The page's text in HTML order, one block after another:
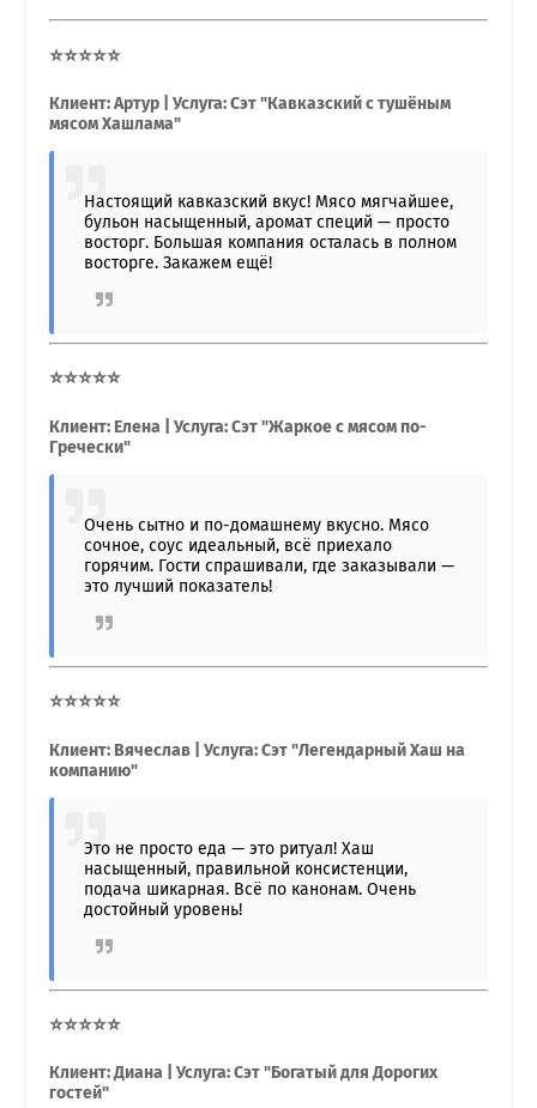
⭐⭐⭐⭐⭐
Клиент: Артур | Услуга: Сэт "Кавказский с тушёным
мясом Хашлама"
Настоящий кавказский вкус! Мясо мягчайшее,
бульон насыщенный, аромат специй — просто
восторг. Большая компания осталась в полном
восторге. Закажем ещё!
⭐⭐⭐⭐⭐
Клиент: Елена | Услуга: Сэт "Жаркое с мясом по-
Гречески"
Очень сытно и по-домашнему вкусно. Мясо
сочное, соус идеальный, всё приехало
горячим. Гости спрашивали, где заказывали —
это лучший показатель!
⭐⭐⭐⭐⭐
Клиент: Вячеслав | Услуга: Сэт "Легендарный Хаш на
компанию"
Это не просто еда — это ритуал! Хаш
насыщенный, правильной консистенции,
подача шикарная. Всё по канонам. Очень
достойный уровень!
⭐⭐⭐⭐⭐
Клиент: Диана | Услуга: Сэт "Богатый для Дорогих
гостей"